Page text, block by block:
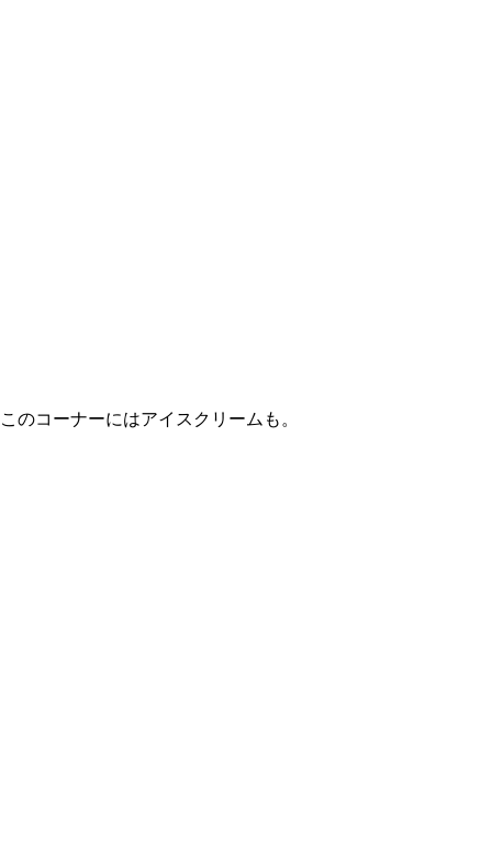
このコーナーにはアイスクリームも。